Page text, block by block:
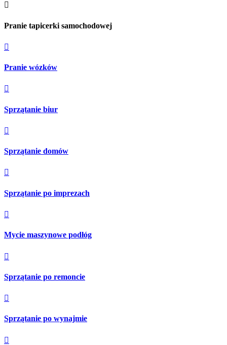

Pranie tapicerki samochodowej

Pranie wózków

Sprzątanie biur

Sprzątanie domów

Sprzątanie po imprezach

Mycie maszynowe podłóg

Sprzątanie po remoncie

Sprzątanie po wynajmie
